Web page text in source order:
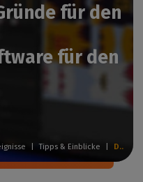
für den
für den
Tipps & Einblicke Die 3 wichtigsten Gründe für den Einsatz einer Druckvorstufensoftware für den Großformatdruck